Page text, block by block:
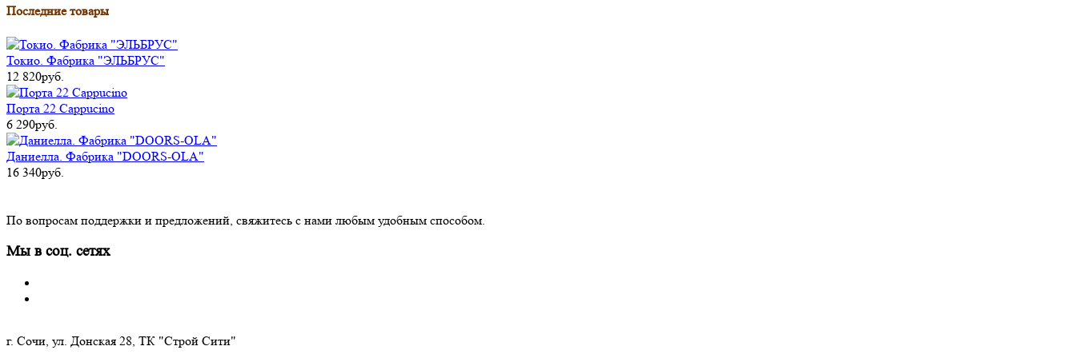
Последние товары
Токио. Фабрика "ЭЛЬБРУС"
12 820руб.
Порта 22 Cappucino
6 290руб.
Даниелла. Фабрика "DOORS-OLA"
16 340руб.
По вопросам поддержки и предложений, свяжитесь с нами любым удобным способом.
Мы в соц. сетях
г. Сочи, ул. Донская 28, ТК "Строй Сити"